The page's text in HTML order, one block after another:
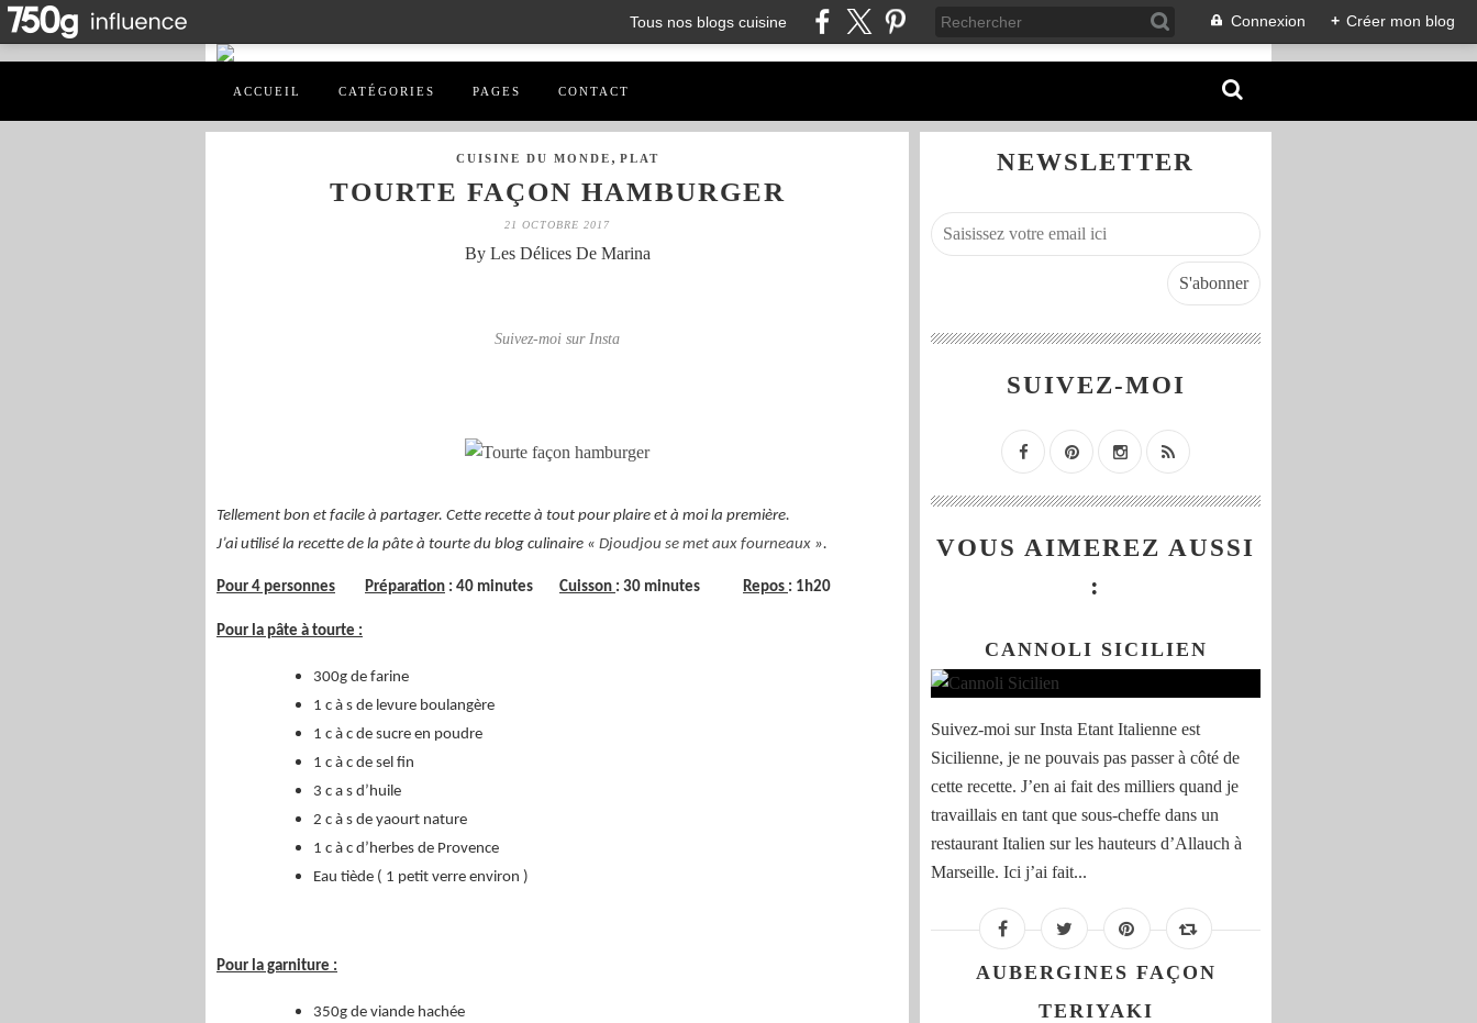
Tous nos blogs cuisine Connexion + Créer mon blog
ACCUEIL CATÉGORIES PAGES CONTACT
CUISINE DU MONDE , PLAT
TOURTE FAÇON HAMBURGER
21 OCTOBRE 2017
By Les Délices De Marina
Suivez-moi sur Insta
Tellement bon et facile à partager. Cette recette à tout pour plaire et à moi la première.
J’ai utilisé la recette de la pâte à tourte du blog culinaire « Djoudjou se met aux fourneaux ».
Pour 4 personnes Préparation : 40 minutes Cuisson : 30 minutes Repos : 1h20
Pour la pâte à tourte :
300g de farine
1 c à s de levure boulangère
1 c à c de sucre en poudre
1 c à c de sel fin
3 c a s d’huile
2 c à s de yaourt nature
1 c à c d’herbes de Provence
Eau tiède ( 1 petit verre environ )
Pour la garniture :
350g de viande hachée
NEWSLETTER
SUIVEZ-MOI
VOUS AIMEREZ AUSSI
:
CANNOLI SICILIEN
Suivez-moi sur Insta Etant Italienne est
Sicilienne, je ne pouvais pas passer à côté de
cette recette. J’en ai fait des milliers quand je
travaillais en tant que sous-cheffe dans un
restaurant Italien sur les hauteurs d’Allauch à
Marseille. Ici j’ai fait...
AUBERGINES FAÇON
TERIYAKI